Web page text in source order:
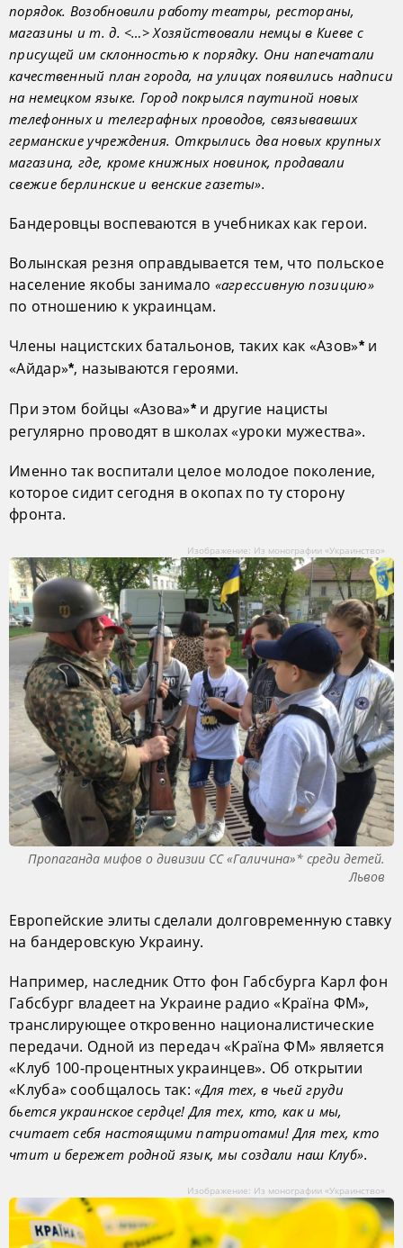
порядок. Возобновили работу театры, рестораны,
магазины и т. д. <…> Хозяйствовали немцы в Киеве с
присущей им склонностью к порядку. Они напечатали
качественный план города, на улицах появились надписи
на немецком языке. Город покрылся паутиной новых
телефонных и телеграфных проводов, связывавших
германские учреждения. Открылись два новых крупных
магазина, где, кроме книжных новинок, продавали
свежие берлинские и венские газеты».
Бандеровцы воспеваются в учебниках как герои.
Волынская резня оправдывается тем, что польское
население якобы занимало «агрессивную позицию»
по отношению к украинцам.
Члены нацистских батальонов, таких как «Азов»*и
«Айдар»*, называются героями.
При этом бойцы «Азова»*и другие нацисты
регулярно проводят в школах «уроки мужества».
Именно так воспитали целое молодое поколение,
которое сидит сегодня в окопах по ту сторону
фронта.
Изображение: Из монографии «Украинство»
Пропаганда мифов о дивизии СС «Галичина»* среди детей.
Львов
Европейские элиты сделали долговременную ставку
на бандеровскую Украину.
Например, наследник Отто фон Габсбурга Карл фон
Габсбург владеет на Украине радио «Країна ФМ»,
транслирующее откровенно националистические
передачи. Одной из передач «Країна ФМ» является
«Клуб 100-процентных украинцев». Об открытии
«Клуба» сообщалось так:«Для тех, в чьей груди
бьется украинское сердце! Для тех, кто, как и мы,
считает себя настоящими патриотами! Для тех, кто
чтит и бережет родной язык, мы создали наш Клуб».
Изображение: Из монографии «Украинство»